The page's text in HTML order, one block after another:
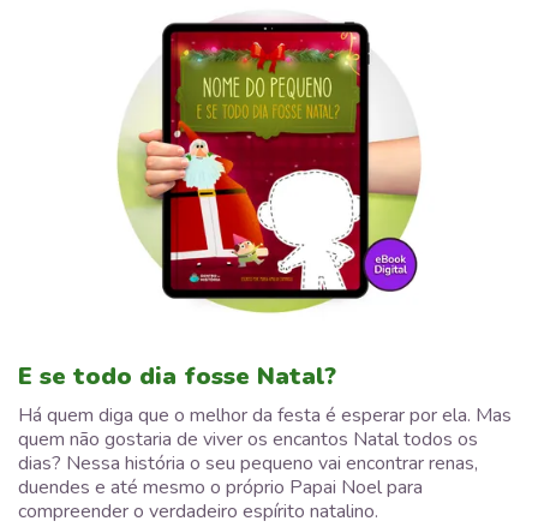
E se todo dia fosse Natal?
Há quem diga que o melhor da festa é esperar por ela. Mas
quem não gostaria de viver os encantos Natal todos os
dias? Nessa história o seu pequeno vai encontrar renas,
duendes e até mesmo o próprio Papai Noel para
compreender o verdadeiro espírito natalino.